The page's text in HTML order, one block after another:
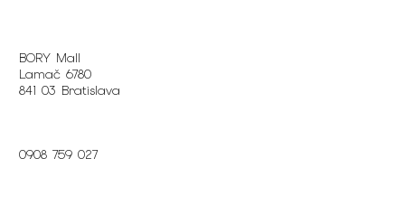
BORY Mall
Lamač 6780
841 03 Bratislava
0908 759 027